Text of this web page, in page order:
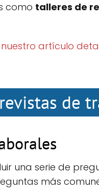
como talleres de
nuestro artículo
de
una serie de
más